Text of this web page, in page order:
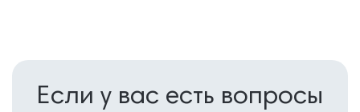
Если у вас есть вопросы